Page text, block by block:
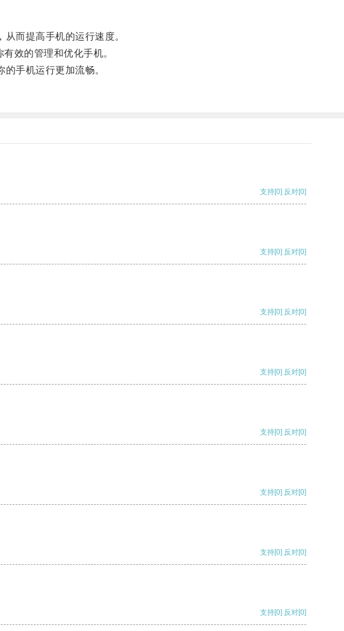
而提高手机的运行速度。
效的管理和优化手机。
手机运行更加流畅。
支持[0] 反对[0]
支持[0] 反对[0]
支持[0] 反对[0]
支持[0] 反对[0]
支持[0] 反对[0]
支持[0] 反对[0]
支持[0] 反对[0]
支持[0] 反对[0]